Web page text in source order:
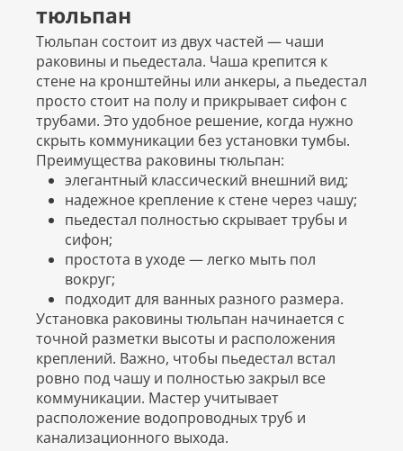
тюльпан
Тюльпан состоит из двух частей — чаши
раковины и пьедестала. Чаша крепится к
стене на кронштейны или анкеры, а пьедестал
просто стоит на полу и прикрывает сифон с
трубами. Это удобное решение, когда нужно
скрыть коммуникации без установки тумбы.
Преимущества раковины тюльпан:
элегантный классический внешний вид;
надежное крепление к стене через чашу;
пьедестал полностью скрывает трубы и
сифон;
простота в уходе — легко мыть пол
вокруг;
подходит для ванных разного размера.
Установка раковины тюльпан начинается с
точной разметки высоты и расположения
креплений. Важно, чтобы пьедестал встал
ровно под чашу и полностью закрыл все
коммуникации. Мастер учитывает
расположение водопроводных труб и
канализационного выхода.